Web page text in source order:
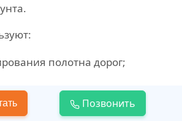
полотна дорог;
и откосов;
Позвонить